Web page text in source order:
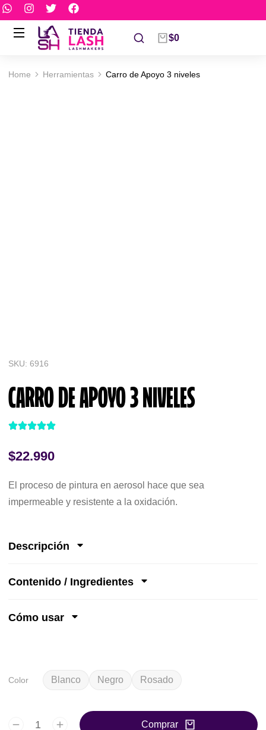
$0
You are here:
Home Herramientas Carro de Apoyo 3 niveles
SKU: 6916
CARRO DE APOYO 3 NIVELES
$22.990
El proceso de pintura en aerosol hace que sea
impermeable y resistente a la oxidación.
Descripción
Contenido / Ingredientes
Cómo usar
Color Blanco Negro Rosado
Comprar